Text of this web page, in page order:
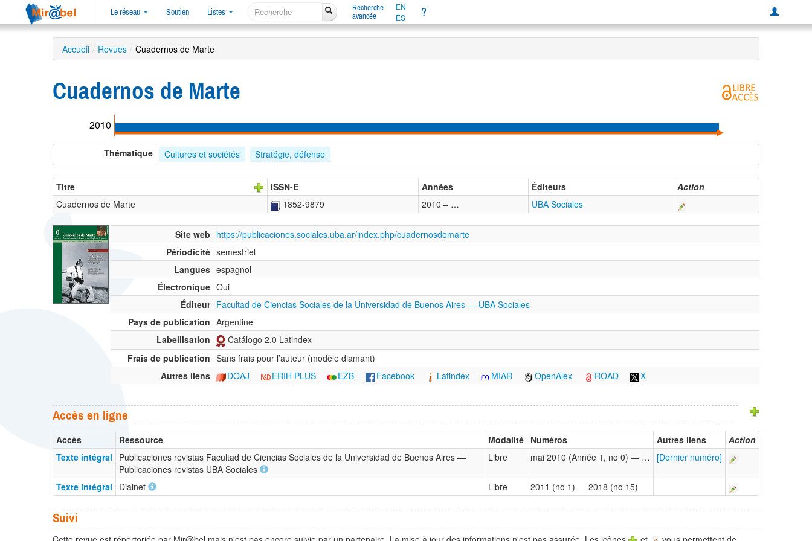
Le réseau Soutien Listes
Recherche
avancée
EN
ES
?
Accueil / Revues / Cuadernos de Marte
Cuadernos de Marte
2010
Thématique Cultures et sociétés Stratégie, défense
Titre ISSN-E Années Éditeurs
Action
Cuadernos de Marte
1852-9879 2010 – … UBA Sociales
Site web https://publicaciones.sociales.uba.ar/index.php/cuadernosdemarte
Périodicité semestriel
Langues espagnol
Électronique Oui
Éditeur Facultad de Ciencias Sociales de la Universidad de Buenos Aires — UBA Sociales
Pays de publication Argentine
Labellisation
Catálogo 2.0 Latindex
Frais de publication Sans frais pour l’auteur (modèle diamant)
Autres liens
DOAJ ERIH PLUS EZB Facebook Latindex MIAR OpenAlex ROAD X
Accès en ligne
Accès Ressource Modalité Numéros Autres liens
Action
Texte intégral
Publicaciones revistas Facultad de Ciencias Sociales de la Universidad de Buenos Aires —
Publicaciones revistas UBA Sociales
Libre mai 2010 (Année 1, no 0) — … [Dernier numéro]
Texte intégral Dialnet Libre 2011 (no 1) — 2018 (no 15)
Suivi